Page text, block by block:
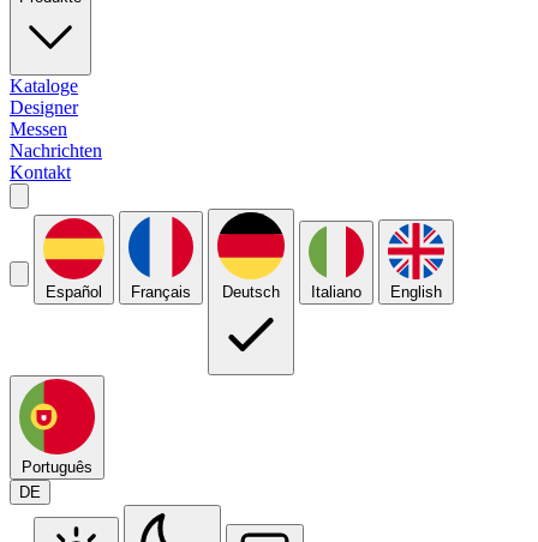
Kataloge
Designer
Messen
Nachrichten
Kontakt
Español Français Deutsch Italiano English
Português
DE